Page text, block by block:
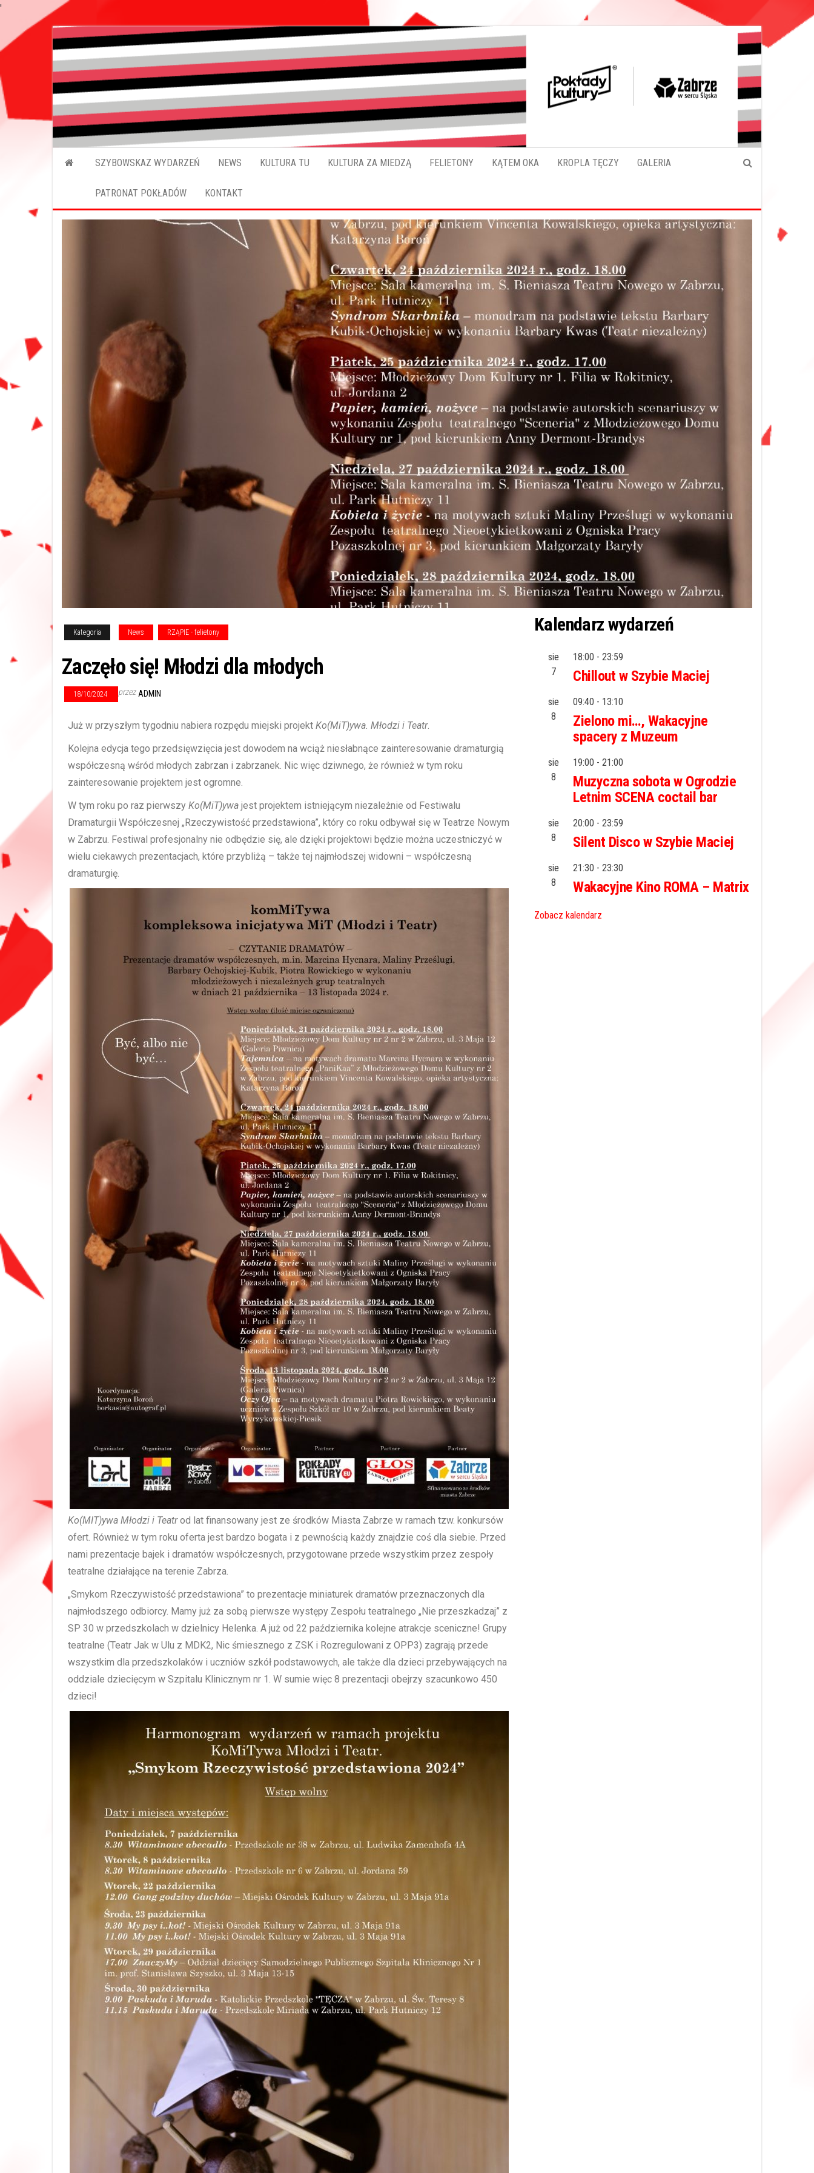
'
Pokładykultury.eu
SZYBOWSKAZ WYDARZEŃ NEWS KULTURA TU KULTURA ZA MIEDZĄ FELIETONY KĄTEM OKA KROPLA TĘCZY GALERIA
PATRONAT POKŁADÓW KONTAKT
Kategoria News RZĄPIE - felietony
Zaczęło się! Młodzi dla młodych
18/10/2024 przez ADMIN
Już w przyszłym tygodniu nabiera rozpędu miejski projekt Ko(MiT)ywa. Młodzi i Teatr.
Kolejna edycja tego przedsięwzięcia jest dowodem na wciąż niesłabnące zainteresowanie dramaturgią
współczesną wśród młodych zabrzan i zabrzanek. Nic więc dziwnego, że również w tym roku
zainteresowanie projektem jest ogromne.
W tym roku po raz pierwszy Ko(MiT)ywa jest projektem istniejącym niezależnie od Festiwalu
Dramaturgii Współczesnej „Rzeczywistość przedstawiona”, który co roku odbywał się w Teatrze Nowym
w Zabrzu. Festiwal profesjonalny nie odbędzie się, ale dzięki projektowi będzie można uczestniczyć w
wielu ciekawych prezentacjach, które przybliżą – także tej najmłodszej widowni – współczesną
dramaturgię.
Ko(MIT)ywa Młodzi i Teatrod lat finansowany jest ze środków Miasta Zabrze w ramach tzw. konkursów
ofert. Również w tym roku oferta jest bardzo bogata i z pewnością każdy znajdzie coś dla siebie. Przed
nami prezentacje bajek i dramatów współczesnych, przygotowane przede wszystkim przez zespoły
teatralne działające na terenie Zabrza.
„Smykom Rzeczywistość przedstawiona” to prezentacje miniaturek dramatów przeznaczonych dla
najmłodszego odbiorcy. Mamy już za sobą pierwsze występy Zespołu teatralnego „Nie przeszkadzaj” z
SP 30 w przedszkolach w dzielnicy Helenka. A już od 22 października kolejne atrakcje sceniczne! Grupy
teatralne (Teatr Jak w Ulu z MDK2, Nic śmiesznego z ZSK i Rozregulowani z OPP3) zagrają przede
wszystkim dla przedszkolaków i uczniów szkół podstawowych, ale także dla dzieci przebywających na
oddziale dziecięcym w Szpitalu Klinicznym nr 1. W sumie więc 8 prezentacji obejrzy szacunkowo 450
dzieci!
Kalendarz wydarzeń
sie
7
18:00 - 23:59
Chillout w Szybie Maciej
sie
8
09:40 - 13:10
Zielono mi…, Wakacyjne
spacery z Muzeum
sie
8
19:00 - 21:00
Muzyczna sobota w Ogrodzie
Letnim SCENA coctail bar
sie
8
20:00 - 23:59
Silent Disco w Szybie Maciej
sie
8
21:30 - 23:30
Wakacyjne Kino ROMA – Matrix
Zobacz kalendarz